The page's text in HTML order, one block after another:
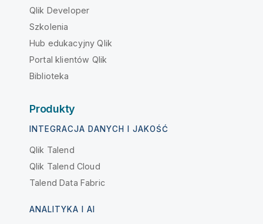
Qlik Developer
Szkolenia
Hub edukacyjny Qlik
Portal klientów Qlik
Biblioteka
Produkty
INTEGRACJA DANYCH I JAKOŚĆ
Qlik Talend
Qlik Talend Cloud
Talend Data Fabric
ANALITYKA I AI